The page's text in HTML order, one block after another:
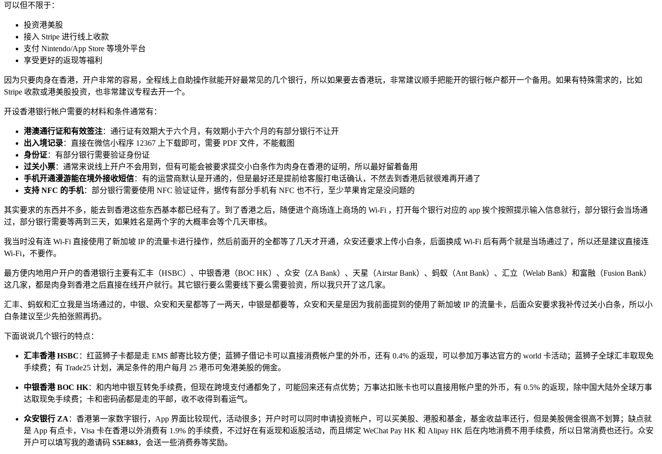
可以但不限于：
投资港美股
接入 Stripe 进行线上收款
支付 Nintendo/App Store 等境外平台
享受更好的返现等福利
因为只要肉身在香港，开户非常的容易，全程线上自助操作就能开好最常见的几个银行，所以如果要去香港玩，非常建议顺手把能开的银行帐户都开一个备用。如果有特殊需求的，比如
Stripe 收款或港美股投资，也非常建议专程去开一个。
开设香港银行帐户需要的材料和条件通常有：
港澳通行证和有效签注：通行证有效期大于六个月，有效期小于六个月的有部分银行不让开
出入境记录：直接在微信小程序 12367 上下载即可，需要 PDF 文件，不能截图
身份证：有部分银行需要验证身份证
过关小票：通常来说线上开户不会用到，但有可能会被要求提交小白条作为肉身在香港的证明，所以最好留着备用
手机开通漫游能在境外接收短信：有的运营商默认是开通的，但是最好还是提前给客服打电话确认，不然去到香港后就很难再开通了
支持 NFC 的手机：部分银行需要使用 NFC 验证证件，据传有部分手机有 NFC 也不行，至少苹果肯定是没问题的
其实要求的东西并不多，能去到香港这些东西基本都已经有了。到了香港之后，随便进个商场连上商场的 Wi-Fi ，打开每个银行对应的 app 挨个按照提示输入信息就行，部分银行会当场通
过，部分银行需要等两到三天，如果姓名是两个字的大概率会等个几天审核。
我当时没有连 Wi-Fi 直接使用了新加坡 IP 的流量卡进行操作，然后前面开的全都等了几天才开通，众安还要求上传小白条，后面换成 Wi-Fi 后有两个就是当场通过了，所以还是建议直接连
Wi-Fi，不要作。
最方便内地用户开户的香港银行主要有汇丰（HSBC）、中银香港（BOC HK）、众安（ZA Bank）、天星（Airstar Bank）、蚂蚁（Ant Bank）、汇立（Welab Bank）和富融（Fusion Bank）
这几家，都是肉身到香港之后直接在线开户就行。其它银行要么需要线下要么需要验资，所以我只开了这几家。
汇丰、蚂蚁和汇立我是当场通过的，中银、众安和天星都等了一两天，中银是都要等，众安和天星是因为我前面提到的使用了新加坡 IP 的流量卡，后面众安要求我补传过关小白条，所以小
白条建议至少先拍张照再扔。
下面说说几个银行的特点：
汇丰香港 HSBC ：红蓝狮子卡都是走 EMS 邮寄比较方便；蓝狮子借记卡可以直接消费帐户里的外币，还有 0.4% 的返现，可以参加万事达官方的 world 卡活动；蓝狮子全球汇丰取现免
手续费；有 Trade25 计划，满足条件的用户每月 25 港币可免港美股的佣金。
中银香港 BOC HK：和内地中银互转免手续费，但现在跨境支付通都免了，可能回来还有点优势；万事达扣账卡也可以直接用帐户里的外币，有 0.5% 的返现，除中国大陆外全球万事
达取现免手续费；卡和密码函都是走的平邮，收不收得到看运气。
众安银行 ZA ：香港第一家数字银行，App 界面比较现代，活动很多；开户时可以同时申请投资帐户，可以买美股、港股和基金，基金收益率还行，但是美股佣金很高不划算；缺点就
是 App 有点卡，Visa 卡在香港以外消费有 1.9% 的手续费，不过好在有返现和返股活动，而且绑定 WeChat Pay HK 和 Alipay HK 后在内地消费不用手续费，所以日常消费也还行。众安
开户可以填写我的邀请码 S5E883，会送一些消费券等奖励。